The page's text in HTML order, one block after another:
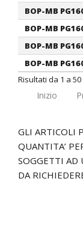
BOP-MB
BOP-MB
BOP-MB
BOP-MB
Risultati da 1 a
Inizio
GLI ARTICOLI
QUANTITA’
SOGGETTI
DA